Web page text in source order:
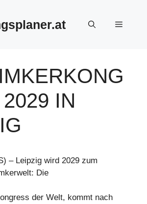
Menü
IN
– Leipzig wird 2029 zum
Die
der Welt, kommt nach